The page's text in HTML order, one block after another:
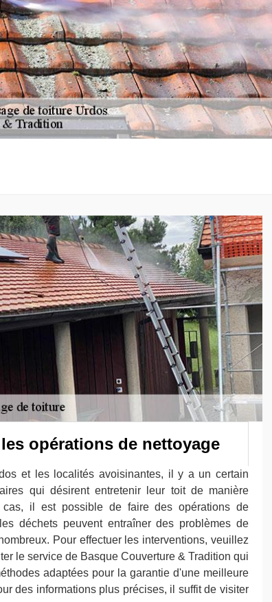
opérations de nettoyage
et les localités avoisinantes, il y a un certain
qui désirent entretenir leur toit de manière
cas, il est possible de faire des opérations de
déchets peuvent entraîner des problèmes de
Pour effectuer les interventions, veuillez
le service de Basque Couverture & Tradition qui
adaptées pour la garantie d'une meilleure
des informations plus précises, il suffit de visiter